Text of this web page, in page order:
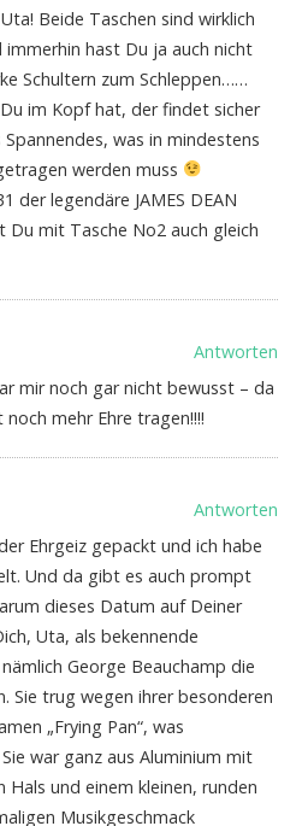
Beide Taschen sind wirklich
immerhin hast Du ja auch nicht
Schultern zum Schleppen……
im Kopf hat, der findet sicher
was in mindestens
werden muss
der legendäre JAMES DEAN
Du mit Tasche No2 auch gleich
Antworten
mir noch gar nicht bewusst – da
mehr Ehre tragen!!!!
Antworten
Ehrgeiz gepackt und ich habe
Und da gibt es auch prompt
dieses Datum auf Deiner
Uta, als bekennende
George Beauchamp die
Sie trug wegen ihrer besonderen
„Frying Pan“, was
Sie war ganz aus Aluminium mit
Hals und einem kleinen, runden
Musikgeschmack